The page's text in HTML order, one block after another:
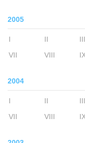
2005
I II III
VII
VIII
2004
I II III
VII
VIII